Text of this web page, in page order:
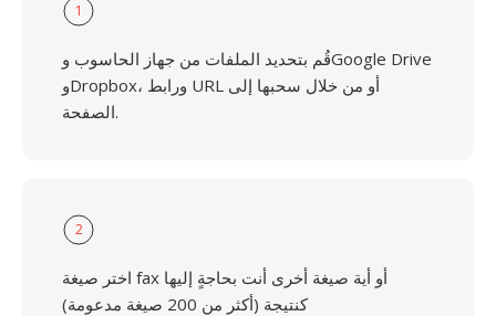
1
قُم بتحديد الملفات من جهاز الحاسوب وGoogle Drive
وDropbox، ورابط URL أو من خلال سحبها إلى
الصفحة.
2
اختر صيغة fax أو أية صيغة أخرى أنت بحاجةٍ إليها
كنتيجة (أكثر من 200 صيغة مدعومة)